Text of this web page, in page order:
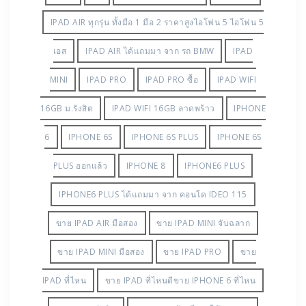
IPAD AIR ทุกรุ่น ทั้งมือ 1 มือ 2 ราคาสูงไอโฟน 5 ไอโฟน 5
เอส IPAD AIR ได้แถมมา จาก รถ BMW IPAD
MINI IPAD PRO IPAD PRO ซื้อ IPAD WIFI
16GB ม.รังสิต IPAD WIFI 16GB ลาดพร้าว IPHONE
6 IPHONE 6S IPHONE 6S PLUS IPHONE 6S
PLUS ออกแล้ว IPHONE 8 IPHONE6 PLUS
IPHONE6 PLUS ได้แถมมา จาก คอนโด IDEO 115
ขาย IPAD AIR มือสอง ขาย IPAD MINI จับฉลาก
ขาย IPAD MINI มือสอง ขาย IPAD PRO ขาย
IPAD ที่ไหน ขาย IPAD ที่ไหนดีขาย IPHONE 6 ที่ไหน